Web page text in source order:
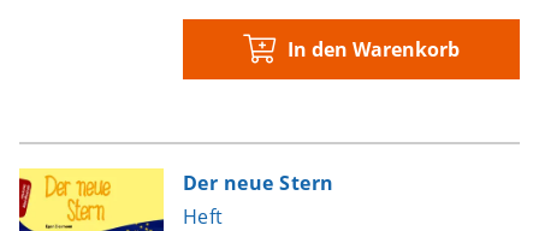
In den Warenkorb
Der neue Stern
Heft